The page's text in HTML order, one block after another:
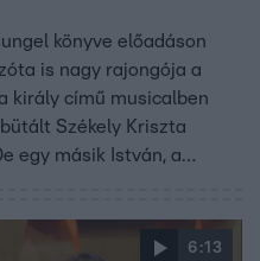
könyve előadáson
is nagy rajongója a
király című musicalben
Székely Kriszta
egy másik István, a
6:13